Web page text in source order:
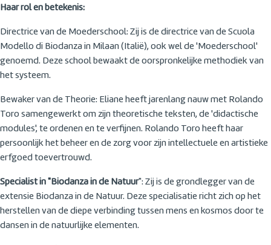
Haar rol en betekenis:
Directrice van de Moederschool: Zij is de directrice van de Scuola
Modello di Biodanza in Milaan (Italië), ook wel de 'Moederschool'
genoemd. Deze school bewaakt de oorspronkelijke methodiek van
het systeem.
Bewaker van de Theorie: Eliane heeft jarenlang nauw met Rolando
Toro samengewerkt om zijn theoretische teksten, de 'didactische
modules', te ordenen en te verfijnen. Rolando Toro heeft haar
persoonlijk het beheer en de zorg voor zijn intellectuele en artistieke
erfgoed toevertrouwd.
Specialist in "Biodanza in de Natuur": Zij is de grondlegger van de
extensie Biodanza in de Natuur. Deze specialisatie richt zich op het
herstellen van de diepe verbinding tussen mens en kosmos door te
dansen in de natuurlijke elementen.